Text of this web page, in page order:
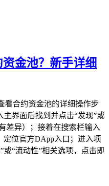
金池？新手详细
看合约资金池的详细操作步
主界面后找到并点击“发现”或
差异）；接着在搜索栏输入
位官方DApp入口；进入项
或“流动性”相关选项，点击即